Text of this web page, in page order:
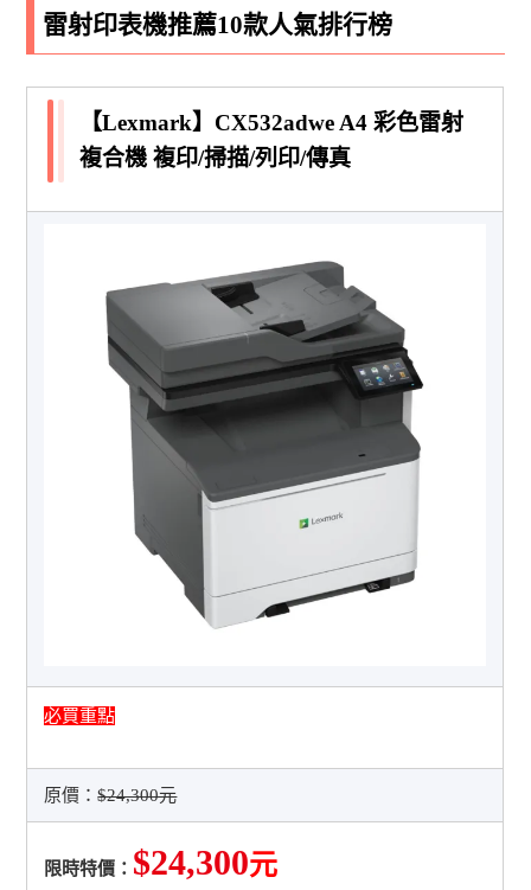
雷射印表機推薦10款人氣排行榜
【Lexmark】CX532adwe A4 彩色雷射
複合機 複印/掃描/列印/傳真
必買重點
原價：$24,300元
限時特價： $24,300元